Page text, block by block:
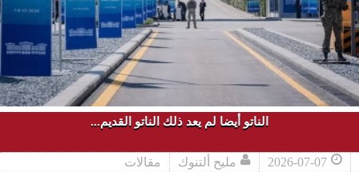
الناتو أيضا لم يعد ذلك الناتو القديم...
2026-07-07 مليح ألتنوك مقالات